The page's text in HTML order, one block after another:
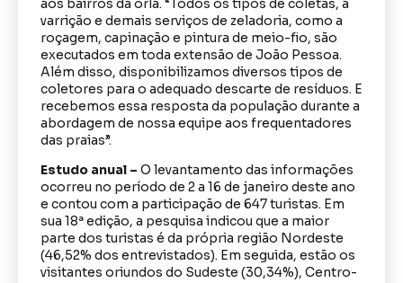
aos bairros da orla. “Todos os tipos de coletas, a
varrição e demais serviços de zeladoria, como a
roçagem, capinação e pintura de meio-fio, são
executados em toda extensão de João Pessoa.
Além disso, disponibilizamos diversos tipos de
coletores para o adequado descarte de resíduos. E
recebemos essa resposta da população durante a
abordagem de nossa equipe aos frequentadores
das praias”.
Estudo anual – O levantamento das informações
ocorreu no período de 2 a 16 de janeiro deste ano
e contou com a participação de 647 turistas. Em
sua 18ª edição, a pesquisa indicou que a maior
parte dos turistas é da própria região Nordeste
(46,52% dos entrevistados). Em seguida, estão os
visitantes oriundos do Sudeste (30,34%), Centro-